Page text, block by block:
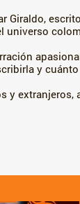
Giraldo,
universo
y